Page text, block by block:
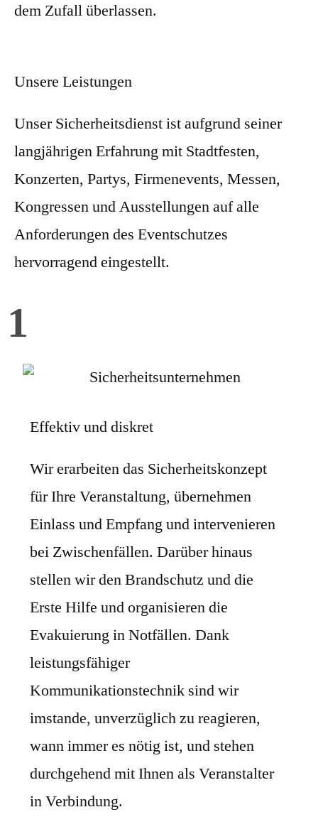
dem Zufall überlassen.
Unsere Leistungen
Unser Sicherheitsdienst ist aufgrund seiner
langjährigen Erfahrung mit Stadtfesten,
Konzerten, Partys, Firmenevents, Messen,
Kongressen und Ausstellungen auf alle
Anforderungen des Eventschutzes
hervorragend eingestellt.
1
Effektiv und diskret
Wir erarbeiten das Sicherheitskonzept
für Ihre Veranstaltung, übernehmen
Einlass und Empfang und intervenieren
bei Zwischenfällen. Darüber hinaus
stellen wir den Brandschutz und die
Erste Hilfe und organisieren die
Evakuierung in Notfällen. Dank
leistungsfähiger
Kommunikationstechnik sind wir
imstande, unverzüglich zu reagieren,
wann immer es nötig ist, und stehen
durchgehend mit Ihnen als Veranstalter
in Verbindung.